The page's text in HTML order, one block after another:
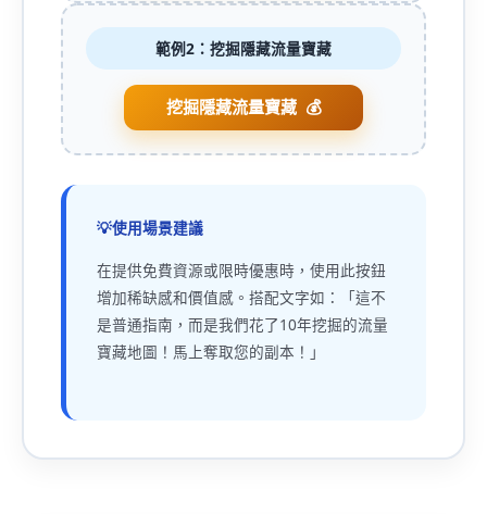
範例2：挖掘隱藏流量寶藏
挖掘隱藏流量寶藏
使用場景建議
在提供免費資源或限時優惠時，使用此按鈕
增加稀缺感和價值感。搭配文字如：「這不
是普通指南，而是我們花了10年挖掘的流量
寶藏地圖！馬上奪取您的副本！」